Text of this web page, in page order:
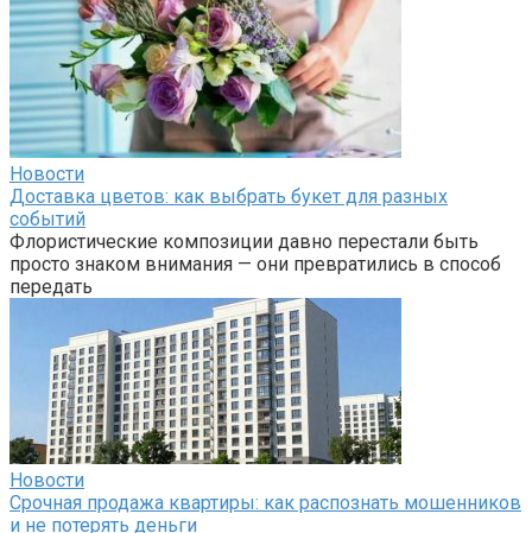
Новости
Доставка цветов: как выбрать букет для разных
событий
Флористические композиции давно перестали быть
просто знаком внимания — они превратились в способ
передать
Новости
Срочная продажа квартиры: как распознать мошенников
и не потерять деньги